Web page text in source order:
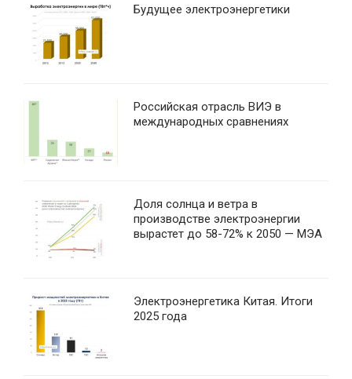
Будущее электроэнергетики
Российская отрасль ВИЭ в
международных сравнениях
Доля солнца и ветра в
производстве электроэнергии
вырастет до 58-72% к 2050 — МЭА
Электроэнергетика Китая. Итоги
2025 года